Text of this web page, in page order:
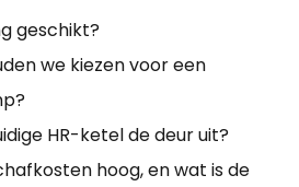
geschikt?
we kiezen voor een
HR-ketel de deur uit?
hoog, en wat is de